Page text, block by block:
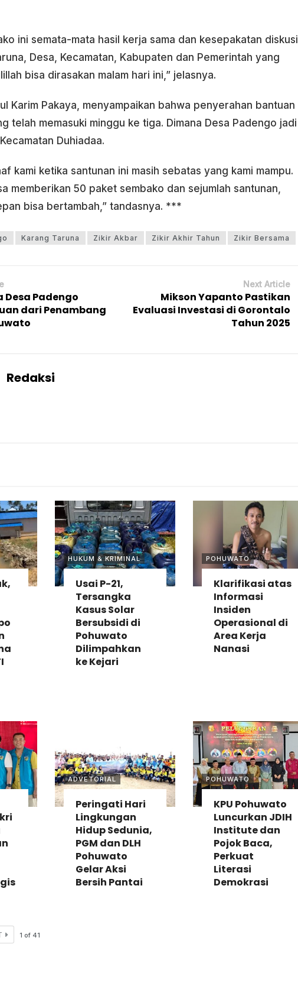
ini semata-mata hasil kerja sama dan kesepakatan diskusi
Desa, Kecamatan, Kabupaten dan Pemerintah yang
bisa dirasakan malam hari ini,” jelasnya.
Karim Pakaya, menyampaikan bahwa penyerahan bantuan
telah memasuki minggu ke tiga. Dimana Desa Padengo jadi
Duhiadaa.
kami ketika santunan ini masih sebatas yang kami mampu.
memberikan 50 paket sembako dan sejumlah santunan,
bisa bertambah,” tandasnya. ***
Karang Taruna Zikir Akbar Zikir Akhir Tahun Zikir Bersama
Desa Padengo
dari Penambang
Next Article
Mikson Yapanto Pastikan
Evaluasi Investasi di Gorontalo
Tahun 2025
Redaksi
HUKUM & KRIMINAL
Usai P-21,
Tersangka
Kasus Solar
Bersubsidi di
Pohuwato
Dilimpahkan
ke Kejari
POHUWATO
Klarifikasi atas
Informasi
Insiden
Operasional di
Area Kerja
Nanasi
ADVETORIAL
Peringati Hari
Lingkungan
Hidup Sedunia,
PGM dan DLH
Pohuwato
Gelar Aksi
Bersih Pantai
POHUWATO
KPU Pohuwato
Luncurkan JDIH
Institute dan
Pojok Baca,
Perkuat
Literasi
Demokrasi
1 of 41